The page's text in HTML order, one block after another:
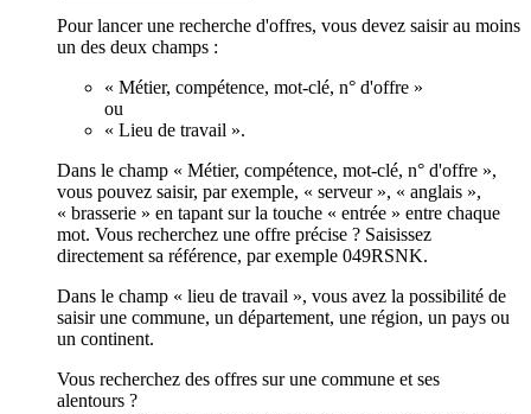
Pour lancer une recherche d'offres, vous devez saisir au moins
un des deux champs :
« Métier, compétence, mot-clé, n° d'offre »
ou
« Lieu de travail ».
Dans le champ « Métier, compétence, mot-clé, n° d'offre »,
vous pouvez saisir, par exemple, « serveur », « anglais »,
« brasserie » en tapant sur la touche « entrée » entre chaque
mot. Vous recherchez une offre précise ? Saisissez
directement sa référence, par exemple 049RSNK.
Dans le champ « lieu de travail », vous avez la possibilité de
saisir une commune, un département, une région, un pays ou
un continent.
Vous recherchez des offres sur une commune et ses
alentours ?